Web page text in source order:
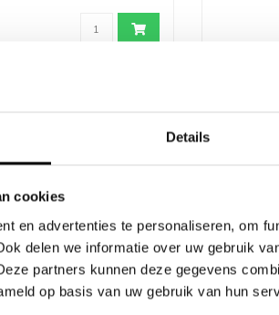
Details
cookies
en advertenties te personaliseren, om
delen we informatie over uw gebruik
partners kunnen deze gegevens
op basis van uw gebruik van hun